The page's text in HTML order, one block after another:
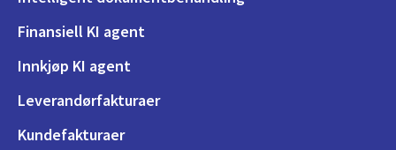
Finansiell KI agent
Innkjøp KI agent
Leverandørfakturaer
Kundefakturaer